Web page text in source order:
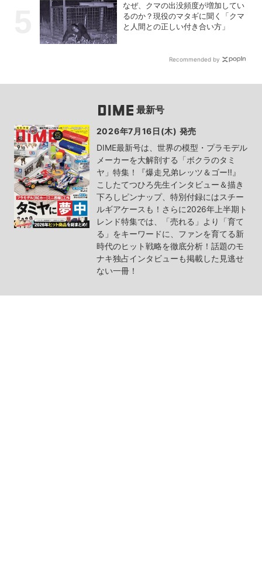
なぜ、クマの出没頻度が増加してい
るのか？現役のマタギに聞く「クマ
と人間との正しい付き合い方」
Recommended by
最新号
2026年7月16日(木) 発売
DIME最新号は、世界の模型・プラモデル
メーカーを大解剖する「ボクラのタミ
ヤ」特集！『爆走兄弟レッツ＆ゴー!!』
こしたてつひろ先生インタビュー＆描き
下ろしピンナップ、特別付録にはスチー
ルギアケースも！さらに2026年上半期ト
レンド特集では、「売れる」より「育て
る」をキーワードに、ファンを育てる新
時代のヒット戦略を徹底分析！話題のモ
ナキ独占インタビューも掲載した見逃せ
ない一冊！